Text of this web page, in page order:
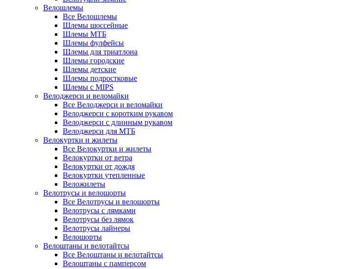
Велошлемы
Все Велошлемы
Шлемы шоссейные
Шлемы МТБ
Шлемы фулфейсы
Шлемы для триатлона
Шлемы городские
Шлемы детские
Шлемы подростковые
Шлемы с MIPS
Велоджерси и веломайки
Все Велоджерси и веломайки
Велоджерси с коротким рукавом
Велоджерси с длинным рукавом
Велоджерси для МТБ
Велокуртки и жилеты
Все Велокуртки и жилеты
Велокуртки от ветра
Велокуртки от дождя
Велокуртки утепленные
Веложилеты
Велотрусы и велошорты
Все Велотрусы и велошорты
Велотрусы с лямками
Велотрусы без лямок
Велотрусы лайнеры
Велошорты
Велоштаны и велотайтсы
Все Велоштаны и велотайтсы
Велоштаны с памперсом